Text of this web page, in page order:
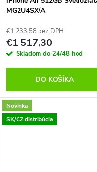
v
MG2U4SX/A
€1 233,58 bez DPH
€1 517,30
Skladom do 24/48 hod
DO KOŠÍKA
Novinka
SK/CZ distribúcia